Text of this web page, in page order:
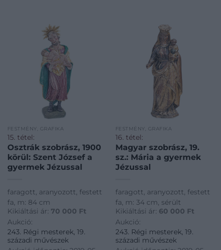
FESTMÉNY, GRAFIKA
15. tétel:
Osztrák szobrász, 1900
körül: Szent József a
gyermek Jézussal
faragott, aranyozott, festett
fa, m: 84 cm
Kikiáltási ár: 70 000 Ft
Aukció:
243. Régi mesterek, 19.
századi művészek
FESTMÉNY, GRAFIKA
16. tétel:
Magyar szobrász, 19.
sz.: Mária a gyermek
Jézussal
faragott, aranyozott, festett
fa, m: 34 cm, sérült
Kikiáltási ár: 60 000 Ft
Aukció:
243. Régi mesterek, 19.
századi művészek